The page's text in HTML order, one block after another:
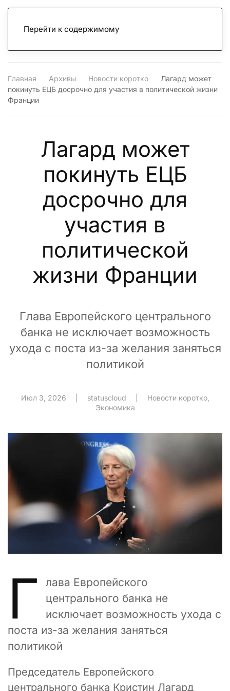
Перейти к содержимому
Главная Архивы Новости коротко
Лагард может
покинуть ЕЦБ досрочно для участия в политической жизни
Франции
Лагард может
покинуть ЕЦБ
досрочно для
участия в
политической
жизни Франции
Глава Европейского центрального
банка не исключает возможность
ухода с поста из-за желания заняться
политикой
Июл 3, 2026 statuscloud Новости коротко,
Экономика
Г
лава Европейского
центрального банка не
исключает возможность ухода с
поста из-за желания заняться
политикой
Председатель Европейского
центрального банка Кристин Лагард